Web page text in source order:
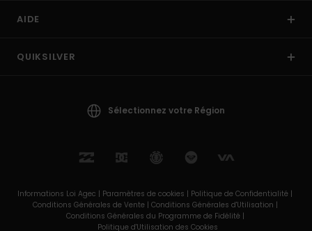
AIDE
QUIKSILVER
Sélectionnez votre Région
Informations Loi Agec | Paramètres de cookies | Politique de Confidentialité |
Conditions Générales de Vente | Conditions Générales d'Utilisation |
Conditions Générales du Programme de Fidélité |
Politique d'Utilisation des Cookies